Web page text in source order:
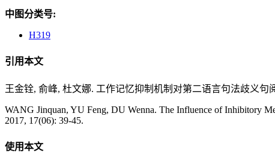
中图分类号:
H319
引用本文
王金铨, 俞峰, 杜文娜. 工作记忆抑制机制对第二语言句法歧义句
WANG Jinquan, YU Feng, DU Wenna. The Influence of Inhibitory
2017, 17(06): 39-45.
使用本文